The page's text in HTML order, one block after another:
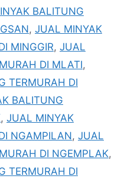
BALITUNG
, JUAL MINYAK
MINGGIR, JUAL
DI MLATI,
TERMURAH DI
BALITUNG
, JUAL MINYAK
NGAMPILAN, JUAL
DI NGEMPLAK,
TERMURAH DI